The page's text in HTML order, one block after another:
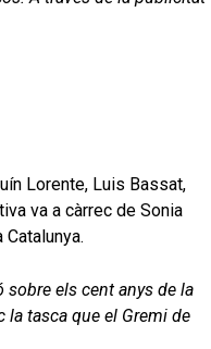
Lorente, Luis Bassat,
va a càrrec de Sonia
sobre els cent anys de la
la tasca que el Gremi de